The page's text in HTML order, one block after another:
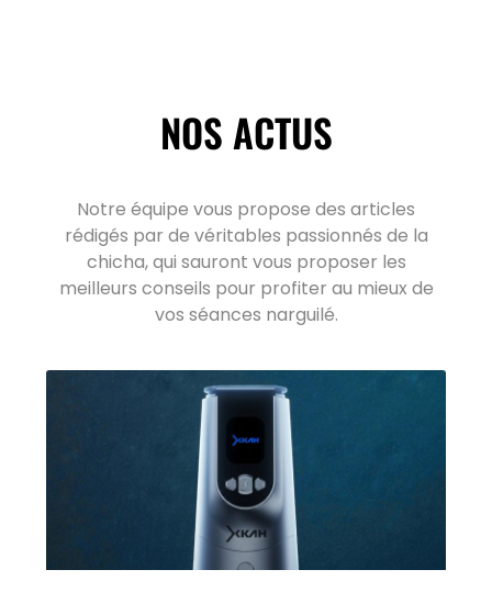
NOS ACTUS
Notre équipe vous propose des articles
rédigés par de véritables passionnés de la
chicha, qui sauront vous proposer les
meilleurs conseils pour profiter au mieux de
vos séances narguilé.